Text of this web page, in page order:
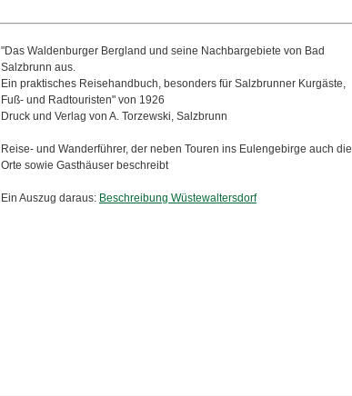
"Das Waldenburger Bergland und seine Nachbargebiete von Bad
Salzbrunn aus.
Ein praktisches Reisehandbuch, besonders für Salzbrunner Kurgäste,
Fuß- und Radtouristen" von 1926
Druck und Verlag von A. Torzewski, Salzbrunn
Reise- und Wanderführer, der neben Touren ins Eulengebirge auch die
Orte sowie Gasthäuser beschreibt
Ein Auszug daraus: Beschreibung Wüstewaltersdorf